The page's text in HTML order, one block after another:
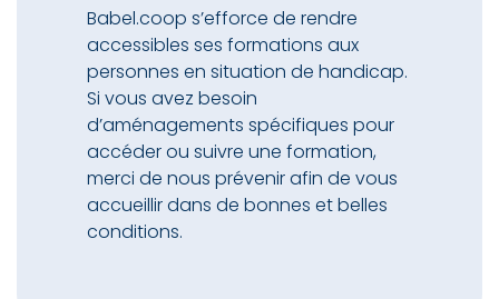
Babel.coop s’efforce de rendre
accessibles ses formations aux
personnes en situation de handicap.
Si vous avez besoin
d’aménagements spécifiques pour
accéder ou suivre une formation,
merci de nous prévenir afin de vous
accueillir dans de bonnes et belles
conditions.